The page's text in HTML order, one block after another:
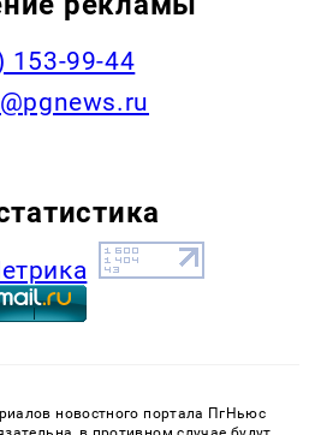
153-99-44
новостного портала ПгНьюс